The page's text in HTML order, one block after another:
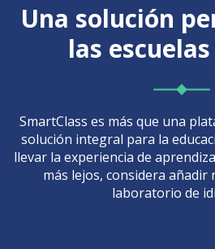
Una solución
las
SmartClass es más que una
solución integral para la
llevar la experiencia de
más lejos, considera añadir
laboratorio de